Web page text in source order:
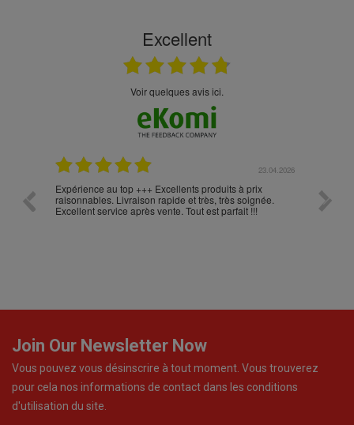
Excellent
Voir quelques avis ici.
23.04.2026
Expérience au top +++ Excellents produits à prix
raisonnables. Livraison rapide et très, très soignée.
Excellent service après vente. Tout est parfait !!!
Join Our Newsletter Now
Vous pouvez vous désinscrire à tout moment. Vous trouverez
pour cela nos informations de contact dans les conditions
d'utilisation du site.